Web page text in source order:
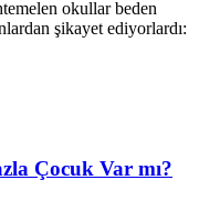
okullar beden
şikayet ediyorlardı:
Çocuk Var mı?